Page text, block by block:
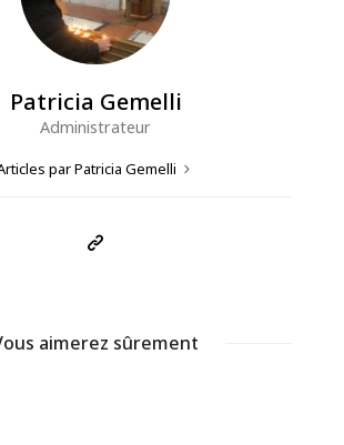
Patricia Gemelli
Administrateur
par Patricia Gemelli
aimerez sûrement